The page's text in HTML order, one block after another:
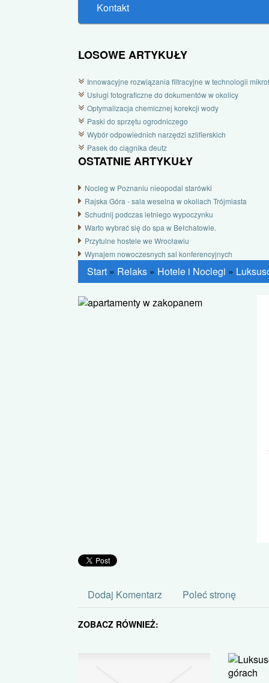
Kontakt
LOSOWE ARTYKUŁY
Innowacyjne rozwiązania filtracyjne w technologii
Usługi fotograficzne do dokumentów w okolicy
Optymalizacja chemicznej korekcji wody
Paski do sprzętu ogrodniczego
Wybór odpowiednich narzędzi szlifierskich
Pasek do ciągnika deutz
OSTATNIE ARTYKUŁY
Nocleg w Poznaniu nieopodal starówki
Rajska Góra - sala weselna w okoliach Trójmiasta
Schudnij podczas letniego wypoczynku
Warto wybrać się do spa w Bełchatowie.
Przytulne hostele we Wrocławiu
Wynajem nowoczesnych sal konferencyjnych
Start » Relaks » Hotele i Noclegi »
Dodaj Komentarz Poleć stronę
ZOBACZ RÓWNIEŻ: